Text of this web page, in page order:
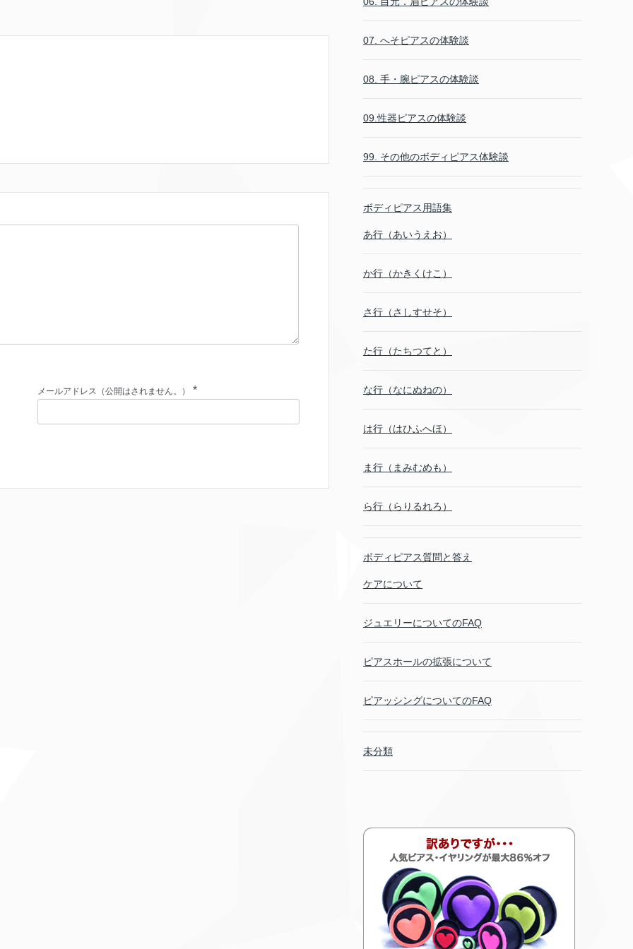
メールアドレス（公開はされません。） *
07. へそピアスの体験談
08. 手・腕ピアスの体験談
09.性器ピアスの体験談
99. その他のボディピアス体験談
ボディピアス用語集
あ行（あいうえお）
か行（かきくけこ）
さ行（さしすせそ）
た行（たちつてと）
な行（なにぬねの）
は行（はひふへほ）
ま行（まみむめも）
ら行（らりるれろ）
ボディピアス質問と答え
ケアについて
ジュエリーについてのFAQ
ピアスホールの拡張について
ピアッシングについてのFAQ
未分類